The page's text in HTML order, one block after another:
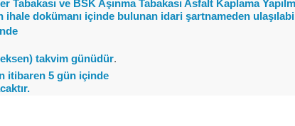
Tabakası ve BSK Aşınma Tabakası Asfalt Kaplama
ihale dokümanı içinde bulunan idari şartnameden
takvim günüdür.
itibaren 5 gün içinde